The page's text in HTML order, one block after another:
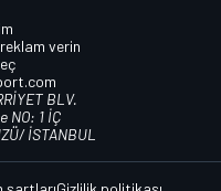
verin
BLV.
NO: 1 İÇ
İSTANBUL